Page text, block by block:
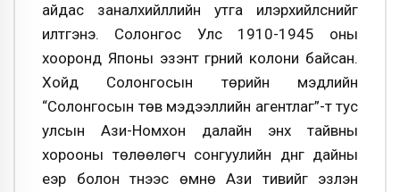
айдас заналхийллийн утга илэрхийлснийг
илтгэнэ. Солонгос Улс 1910-1945 оны
хооронд Японы эзэнт гүрний колони байсан.
Хойд Солонгосын төрийн мэдлийн
“Солонгосын төв мэдээллийн агентлаг”-т тус
улсын Ази-Номхон далайн энх тайвны
хорооны төлөөлөгч сонгуулийн дүнг дайны
үеэр болон түүнээс өмнө Ази тивийг эзлэн